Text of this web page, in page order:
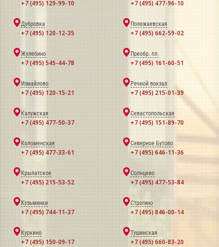
+7 (495) 129-99-10 +7 (495) 477-96-10
Дубровка
+7 (495) 120-12-35
Полежаевская
+7 (495) 662-59-02
Жулебино
+7 (495) 545-44-78
Преобр. пл.
+7 (495) 161-60-51
Измайлово
+7 (495) 120-15-21
Речной вокзал
+7 (495) 215-01-39
Калужская
+7 (495) 477-50-37
Севастопольская
+7 (495) 151-89-70
Коломенская
+7 (495) 477-33-61
Северное Бутово
+7 (495) 646-11-36
Крылатское
+7 (495) 215-53-52
Солнцево
+7 (495) 477-53-84
Кузьминки
+7 (495) 744-11-37
Строгино
+7 (495) 846-00-14
Куркино
+7 (495) 150-09-17
Тушинская
+7 (495) 660-83-20